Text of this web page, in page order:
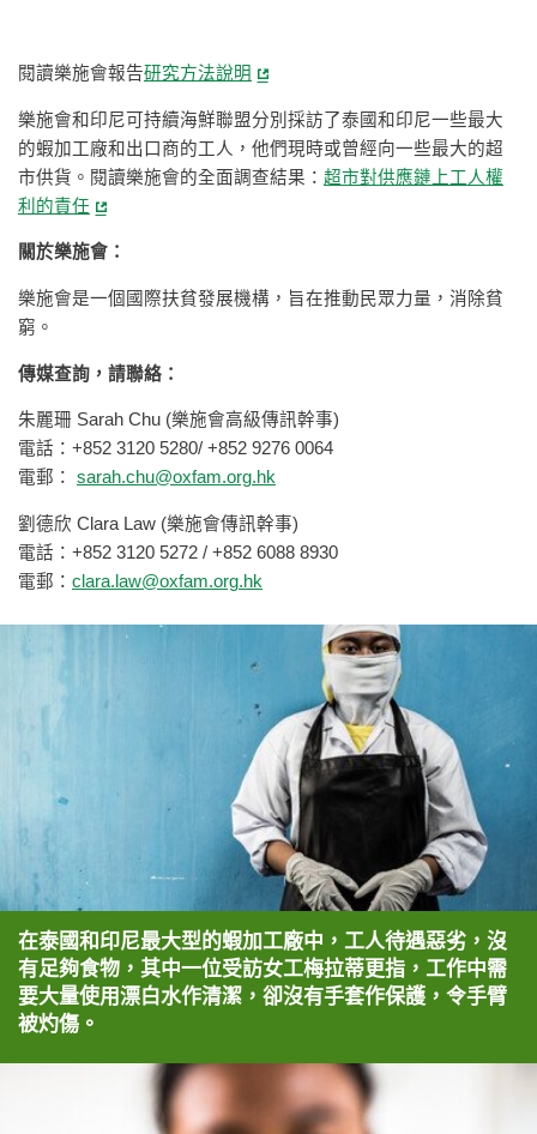
閱讀樂施會報告研究方法說明
樂施會和印尼可持續海鮮聯盟分別採訪了泰國和印尼一些最大
的蝦加工廠和出口商的工人，他們現時或曾經向一些最大的超
市供貨。閱讀樂施會的全面調查結果： 超市對供應鏈上工人權
利的責任
關於樂施會：
樂施會是一個國際扶貧發展機構，旨在推動民眾力量，消除貧
窮。
傳媒查詢，請聯絡：
朱麗珊 Sarah Chu (樂施會高級傳訊幹事)
電話：+852 3120 5280/ +852 9276 0064
電郵： sarah.chu@oxfam.org.hk
劉德欣 Clara Law (樂施會傳訊幹事)
電話：+852 3120 5272 / +852 6088 8930
電郵： clara.law@oxfam.org.hk
在泰國和印尼最大型的蝦加工廠中，工人待遇惡劣，沒
有足夠食物，其中一位受訪女工梅拉蒂更指，工作中需
要大量使用漂白水作清潔，卻沒有手套作保護，令手臂
被灼傷。